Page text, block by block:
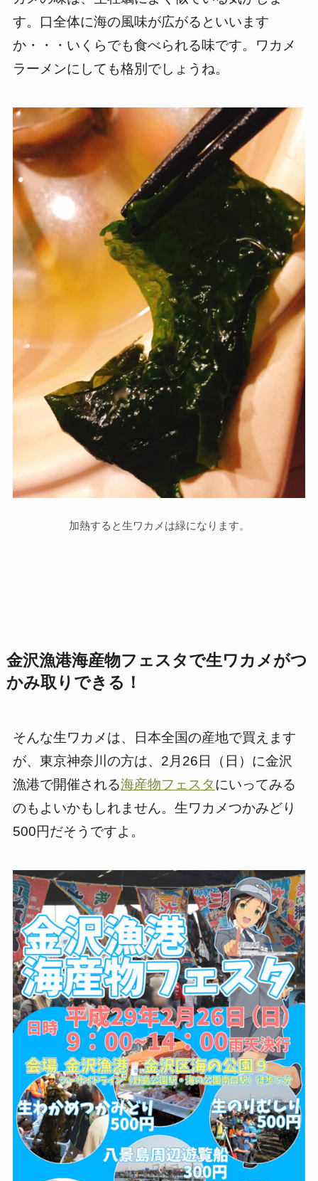
す。口全体に海の風味が広がるといいます
か・・・いくらでも食べられる味です。ワカメ
ラーメンにしても格別でしょうね。
加熱すると生ワカメは緑になります。
金沢漁港海産物フェスタで生ワカメがつ
かみ取りできる！
そんな生ワカメは、日本全国の産地で買えます
が、東京神奈川の方は、2月26日（日）に金沢
漁港で開催される海産物フェスタにいってみる
のもよいかもしれません。生ワカメつかみどり
500円だそうですよ。